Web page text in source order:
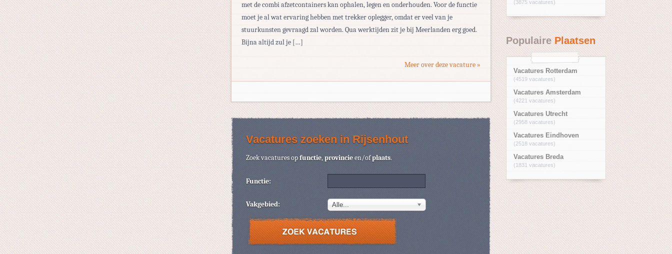
met de combi afzetcontainers kan ophalen, legen en onderhouden. Voor de functie
moet je al wat ervaring hebben met trekker oplegger, omdat er veel van je
stuurkunsten gevraagd zal worden. Qua werktijden zit je bij Meerlanden erg goed.
Bijna altijd zul je […]
Meer over deze vacature »
Vacatures zoeken in Rijsenhout
Zoek vacatures opfunctie,provincieen/ofplaats.
Functie:
Vakgebied: Alle...
(3875 vacatures)
Populaire Plaatsen
Vacatures Rotterdam
(4519 vacatures)
Vacatures Amsterdam
(4221 vacatures)
Vacatures Utrecht
(2958 vacatures)
Vacatures Eindhoven
(2518 vacatures)
Vacatures Breda
(1831 vacatures)